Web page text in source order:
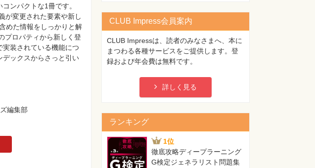
ンパクトな1冊です。
が変更された要素や新し
めた情報をしっかりと解
プロパティから新しく登
装されている機能につ
デックスからさっと引い
編集部
CLUB Impress会員案内
CLUB Impressは、読者のみなさまへ、本に
まつわる各種サービスをご提供します。登
録および年会費は無料です。
詳しく見る
ランキング
1位
徹底攻略ディープラーニング
G検定ジェネラリスト問題集